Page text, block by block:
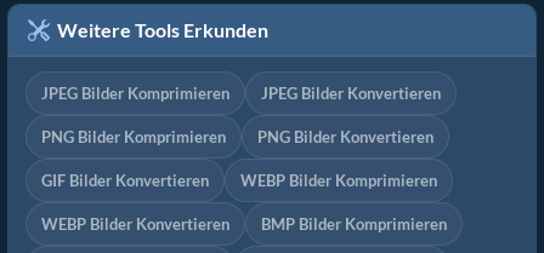
Weitere Tools Erkunden
JPEG Bilder Komprimieren JPEG Bilder Konvertieren
PNG Bilder Komprimieren PNG Bilder Konvertieren
GIF Bilder Konvertieren WEBP Bilder Komprimieren
WEBP Bilder Konvertieren BMP Bilder Komprimieren